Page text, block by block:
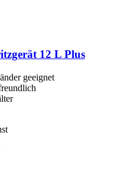
12 L Plus
geeignet